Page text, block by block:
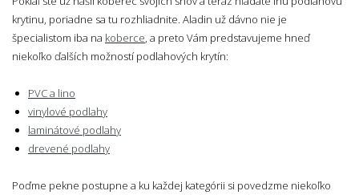
krytinu, poriadne sa tu rozhliadnite. Aladin už dávno nie je
špecialistom iba na koberce , a preto Vám predstavujeme hneď
niekoľko ďalších možností podlahových krytín:
PVC a lino
vinylové podlahy
laminátové podlahy
drevené podlahy
Poďme pekne postupne a ku každej kategórii si povedzme niekoľko